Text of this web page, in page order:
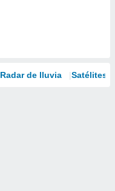
Radar de lluvia Satélites